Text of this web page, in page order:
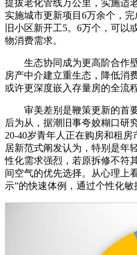
提拔老化管线万公里，实施适
实施城市更新项目6万余个，
旧小区新开工5。6万个，可
物消费需求。
生态协同成为更高阶合作壁
房产中介建立重生态，降低消
或许更深度嵌入存量房的全流程
审美差别是鞭策更新的首要
后为从，据潮旧事夸姣糊口研
20-40岁青年人正在购房和租房
居新范式阐发认为，特别是年
性化需求强烈，若原拆修不符
间空气的优先选择。从心理上
示”的快速体例，通过个性化敏